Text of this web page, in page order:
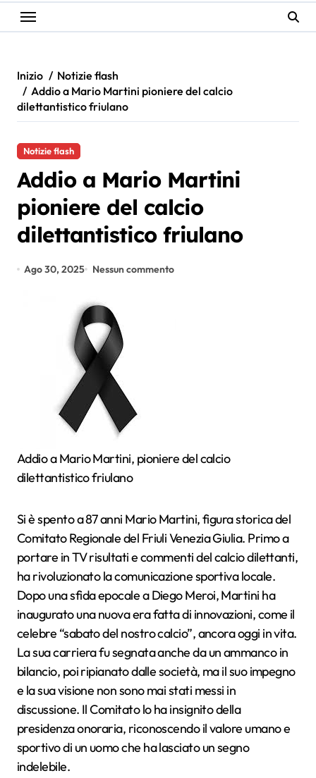
Inizio
Notizie flash
Addio a Mario Martini pioniere del calcio
dilettantistico friulano
Notizie flash
Addio a Mario Martini
pioniere del calcio
dilettantistico friulano
Ago 30, 2025 Nessun commento
Addio a Mario Martini, pioniere del calcio
dilettantistico friulano
Si è spento a 87 anni Mario Martini, figura storica del
Comitato Regionale del Friuli Venezia Giulia. Primo a
portare in TV risultati e commenti del calcio dilettanti,
ha rivoluzionato la comunicazione sportiva locale.
Dopo una sfida epocale a Diego Meroi, Martini ha
inaugurato una nuova era fatta di innovazioni, come il
celebre “sabato del nostro calcio”, ancora oggi in vita.
La sua carriera fu segnata anche da un ammanco in
bilancio, poi ripianato dalle società, ma il suo impegno
e la sua visione non sono mai stati messi in
discussione. Il Comitato lo ha insignito della
presidenza onoraria, riconoscendo il valore umano e
sportivo di un uomo che ha lasciato un segno
indelebile.